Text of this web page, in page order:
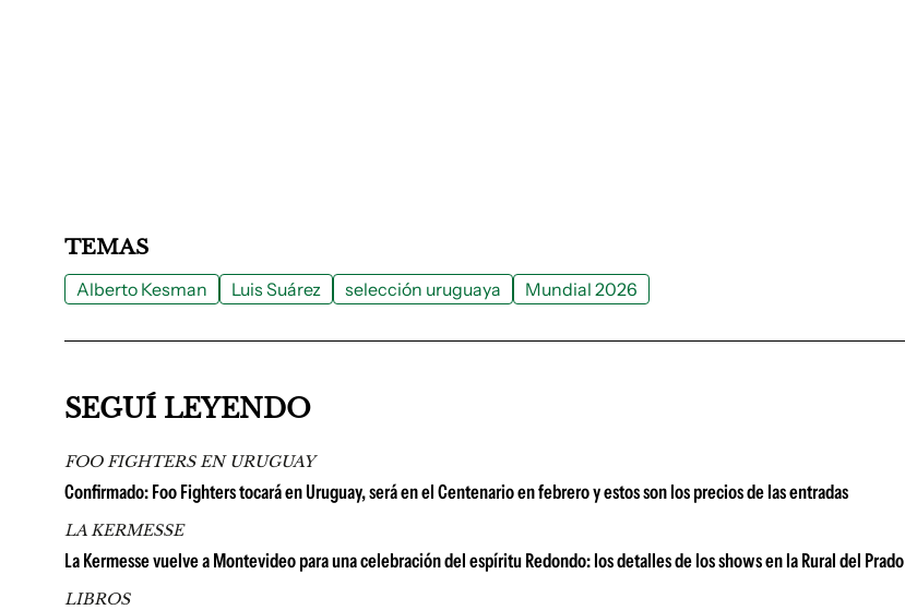
TEMAS
Alberto Kesman Luis Suárez selección uruguaya Mundial 2026
SEGUÍ LEYENDO
FOO FIGHTERS EN URUGUAY
Confirmado: Foo Fighters tocará en Uruguay, será en el Centenario en febrero y estos son los precios de las entradas
LA KERMESSE
La Kermesse vuelve a Montevideo para una celebración del espíritu Redondo: los detalles de los shows en la Rural del Prado
LIBROS